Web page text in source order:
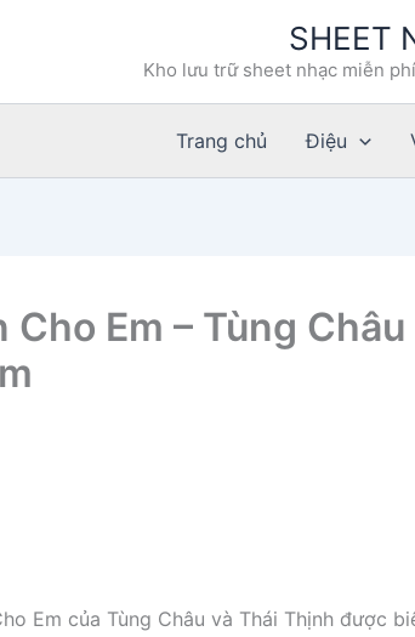
SHEET
Kho lưu trữ sheet nhạc miễn
Trang chủ Điệu
Cho Em – Tùng
Em của Tùng Châu và Thái Thịnh được